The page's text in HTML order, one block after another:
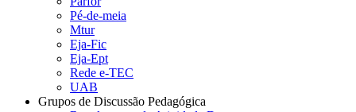
Pé-de-meia
Mtur
Eja-Fic
Eja-Ept
Rede e-TEC
UAB
Grupos de Discussão Pedagógica